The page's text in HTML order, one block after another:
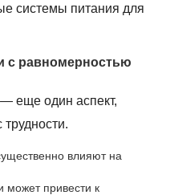
системы питания для
с равномерностью
еще один аспект,
влияют на
может привести к